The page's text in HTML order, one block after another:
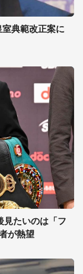
典範改正案に
見たいのは「フ
が熱望